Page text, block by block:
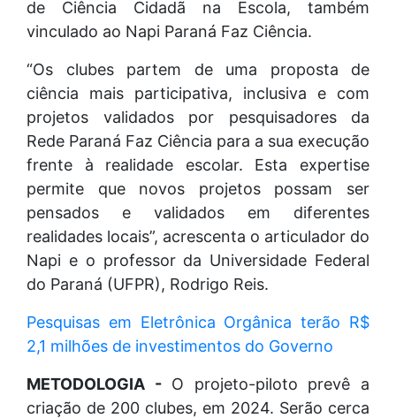
de Ciência Cidadã na Escola, também
vinculado ao Napi Paraná Faz Ciência.
“Os clubes partem de uma proposta de
ciência mais participativa, inclusiva e com
projetos validados por pesquisadores da
Rede Paraná Faz Ciência para a sua execução
frente à realidade escolar. Esta expertise
permite que novos projetos possam ser
pensados e validados em diferentes
realidades locais”, acrescenta o articulador do
Napi e o professor da Universidade Federal
do Paraná (UFPR), Rodrigo Reis.
Pesquisas em Eletrônica Orgânica terão R$
2,1 milhões de investimentos do Governo
METODOLOGIA -O projeto-piloto prevê a
criação de 200 clubes, em 2024. Serão cerca